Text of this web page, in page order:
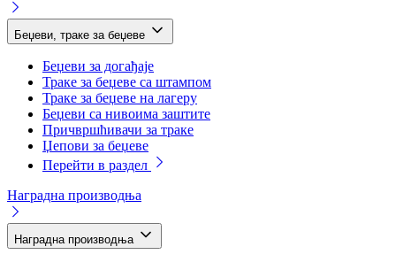
Беџеви, траке за беџеве
Беџеви за догађаје
Траке за беџеве са штампом
Траке за беџеве на лагеру
Беџеви са нивоима заштите
Причвршћивачи за траке
Џепови за беџеве
Перейти в раздел
Наградна производња
Наградна производња